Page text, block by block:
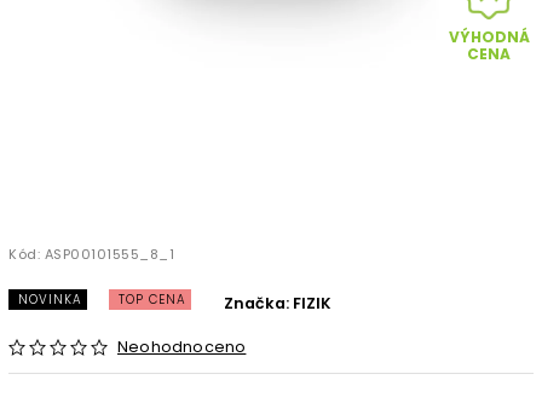
VÝHODNÁ
CENA
Kód: ASP00101555_8_1
NOVINKA TOP CENA
Neohodnoceno
Značka: FIZIK